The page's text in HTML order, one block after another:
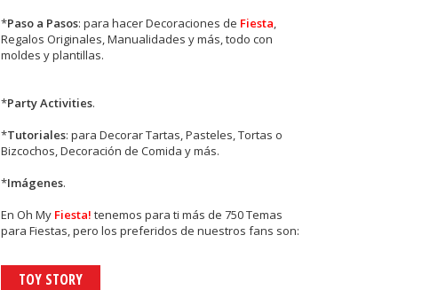
*Paso a Pasos: para hacer Decoraciones de Fiesta,
Regalos Originales, Manualidades y más, todo con
moldes y plantillas.
*Party Activities.
*Tutoriales: para Decorar Tartas, Pasteles, Tortas o
Bizcochos, Decoración de Comida y más.
*Imágenes.
EnOh My Fiesta! tenemos para ti más de 750 Temas
para Fiestas, pero los preferidos de nuestros fans son:
TOY STORY